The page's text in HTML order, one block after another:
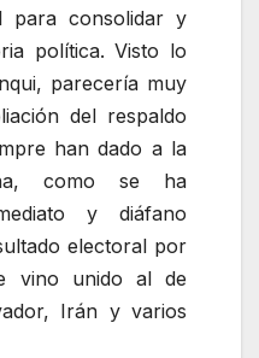
para consolidar y
política. Visto lo
parecería muy
del respaldo
han dado a la
como se ha
y diáfano
electoral por
vino unido al de
Irán y varios